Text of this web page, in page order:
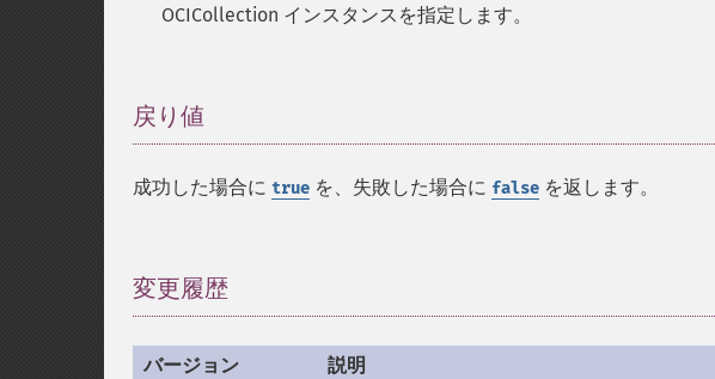
OCICollection インスタンスを指定します。
戻り値
成功した場合に true を、失敗した場合に false を返します。
変更履歴
バージョン
説明